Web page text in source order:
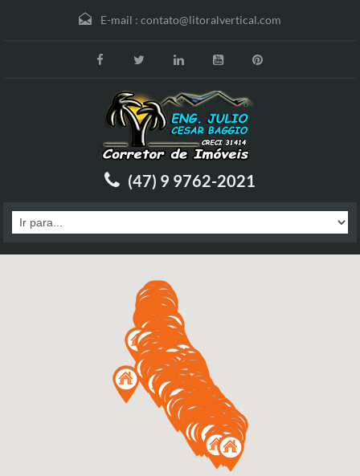
E-mail : contato@litoralvertical.com
(47) 9 9762-2021